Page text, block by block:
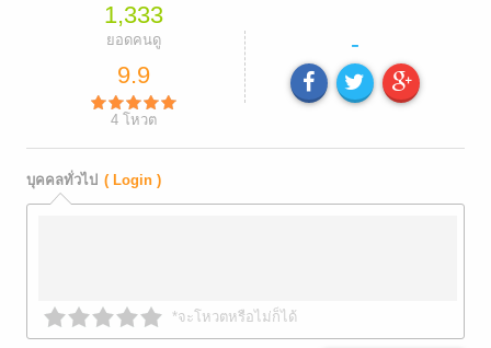
1,333
ยอดคนดู
9.9
4โหวต
-
บุคคลทั่วไป ( Login )
*จะโหวตหรือไม่ก็ได้